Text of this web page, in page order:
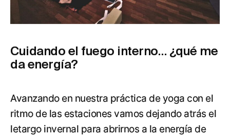
Cuidando el fuego interno… ¿qué me
da energía?
Avanzando en nuestra práctica de yoga con el
ritmo de las estaciones vamos dejando atrás el
letargo invernal para abrirnos a la energía de